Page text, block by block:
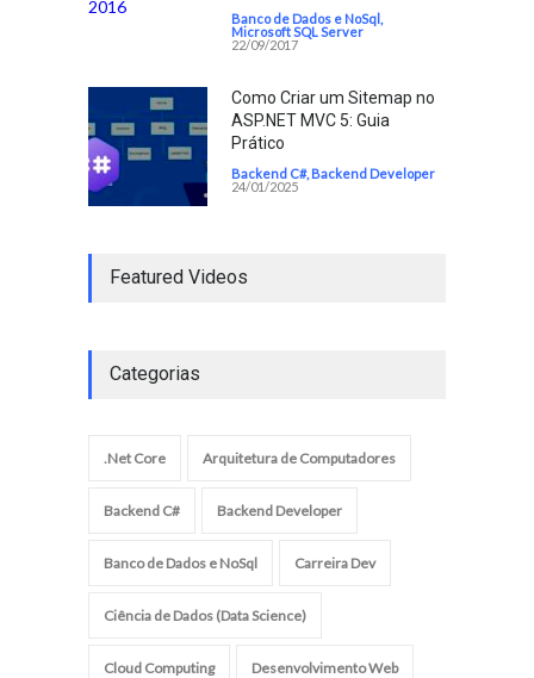
Banco de Dados e NoSql,
Microsoft SQL Server
22/09/2017
Como Criar um Sitemap no
ASP.NET MVC 5: Guia
Prático
Backend C#, Backend Developer
24/01/2025
Featured Videos
Categorias
.Net Core Arquitetura de Computadores
Backend C# Backend Developer
Banco de Dados e NoSql Carreira Dev
Ciência de Dados (Data Science)
Cloud Computing Desenvolvimento Web